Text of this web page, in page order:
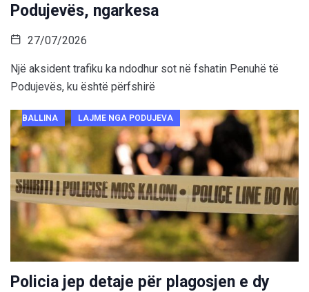
Podujevës, ngarkesa
27/07/2026
Një aksident trafiku ka ndodhur sot në fshatin Penuhë të
Podujevës, ku është përfshirë
BALLINA LAJME NGA PODUJEVA
Policia jep detaje për plagosjen e dy